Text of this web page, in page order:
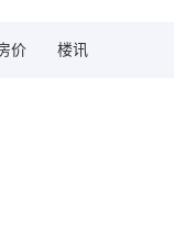
价 楼讯